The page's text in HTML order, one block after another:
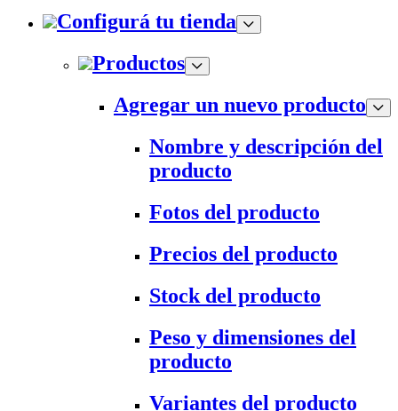
Configurá tu tienda
Productos
Agregar un nuevo producto
Nombre y descripción del
producto
Fotos del producto
Precios del producto
Stock del producto
Peso y dimensiones del
producto
Variantes del producto